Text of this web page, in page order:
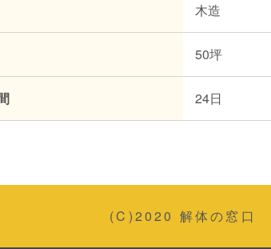
木造
50坪
24日
(C)2020 解体の窓口